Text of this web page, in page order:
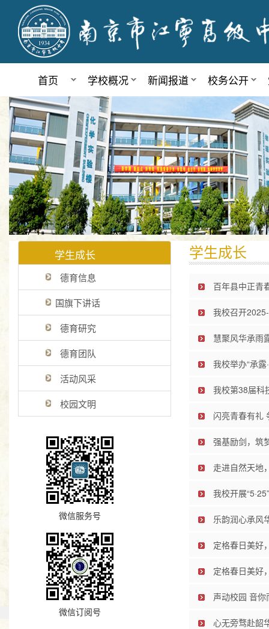
首页 学校概况 新闻报道 校务公开
学生成长
德育信息
国旗下讲话
德育研究
德育团队
活动风采
校园文明
微信服务号
微信订阅号
学生成长
百年县中正青
我校召开
慧聚风华承雨
我校举办“承
我校第38届科
闪亮青春有礼
强基励剑，筑
走进自然天地
我校开展
乐韵润心承风
定格春日美好
定格春日美好
声动校园 音
心无旁骛赴韶